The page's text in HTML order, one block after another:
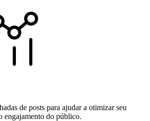
de posts para ajudar a otimizar seu
engajamento do público.